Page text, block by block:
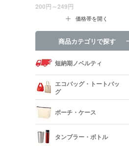
200円～249円
価格帯を開く
商品カテゴリで探す
短納期ノベルティ
エコバッグ・トートバッ
グ
ポーチ・ケース
タンブラー・ボトル